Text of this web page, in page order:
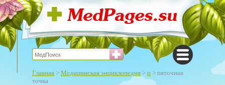
Главная > Медицинская энциклопедия > п > пяточная
точка